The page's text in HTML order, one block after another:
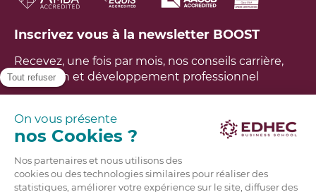
technologiques et environnementaux du monde.
une recherche utile à la société, aux entreprises et
aux étudiants. L’EDHEC est ainsi aujourd’hui tout à
la fois un lieu d’excellence, d’innovation,
d’expérience et de diversité, propre à impacter les
bouleversement. Avoir un impact positif sur le
monde est notre raison d’être.
En savoir plus
Inscrivez vous à la newsletter BOOST
Recevez, une fois par mois, nos conseils carrière,
formation et développement professionnel
Candidatez en ligne
Contactez-nous